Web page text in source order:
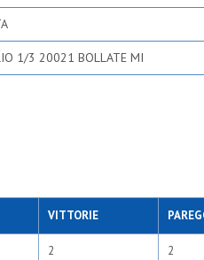
1/3 20021 BOLLATE MI
VITTORIE
2 2